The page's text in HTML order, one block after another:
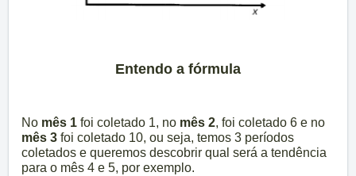
Entendo a fórmula
No mês 1 foi coletado 1, no mês 2, foi coletado 6 e no
mês 3 foi coletado 10, ou seja, temos 3 períodos
coletados e queremos descobrir qual será a tendência
para o mês 4 e 5, por exemplo.